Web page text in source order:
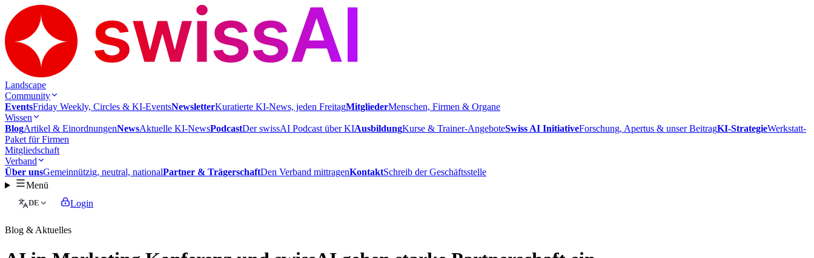
Landscape
Community
EventsFriday Weekly, Circles & KI-EventsNewsletterKuratierte KI-News, jeden FreitagMitgliederMenschen, Firmen & Organe
Wissen
BlogArtikel & EinordnungenNewsAktuelle KI-NewsPodcastDer swissAI Podcast über KIAusbildungKurse & Trainer-AngeboteSwiss AI InitiativeForschung, Apertus & unser BeitragKI-StrategieWerkstatt-
Paket für Firmen
Mitgliedschaft
Verband
Über unsGemeinnützig, neutral, nationalPartner & TrägerschaftDen Verband mittragenKontaktSchreib der Geschäftsstelle
Menü
DE Login
Blog & Aktuelles